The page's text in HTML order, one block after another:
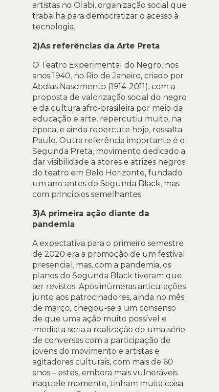
artistas no Olabi, organização social que
trabalha para democratizar o acesso à
tecnologia.
2)As referências da Arte Preta
O Teatro Experimental do Negro, nos
anos 1940, no Rio de Janeiro, criado por
Abdias Nascimento (1914-2011), com a
proposta de valorização social do negro
e da cultura afro-brasileira por meio da
educação e arte, repercutiu muito, na
época, e ainda repercute hoje, ressalta
Paulo. Outra referência importante é o
Segunda Preta, movimento dedicado a
dar visibilidade a atores e atrizes negros
do teatro em Belo Horizonte, fundado
um ano antes do Segunda Black, mas
com princípios semelhantes.
3)A primeira ação diante da
pandemia
A expectativa para o primeiro semestre
de 2020 era a promoção de um festival
presencial, mas, com a pandemia, os
planos do Segunda Black tiveram que
ser revistos. Após inúmeras articulações
junto aos patrocinadores, ainda no mês
de março, chegou-se a um consenso
de que uma ação muito possível e
imediata seria a realização de uma série
de conversas com a participação de
jovens do movimento e artistas e
agitadores culturais, com mais de 60
anos – estes, embora mais vulneráveis
naquele momento, tinham muita coisa